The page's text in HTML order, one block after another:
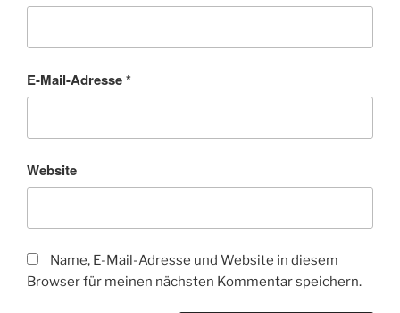
E-Mail-Adresse*
Website
Name, E-Mail-Adresse und Website in diesem
Browser für meinen nächsten Kommentar speichern.